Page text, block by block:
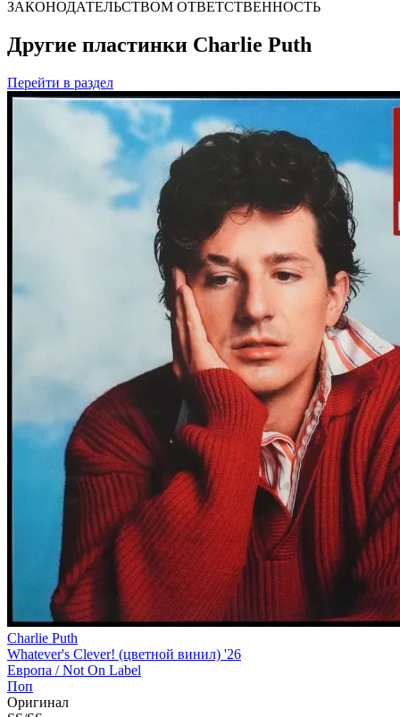
ЗАКОНОДАТЕЛЬСТВОМ ОТВЕТСТВЕННОСТЬ
Другие пластинки Charlie Puth
Перейти в раздел
Charlie Puth
Whatever's Clever! (цветной винил) '26
Европа /Not On Label
Поп
Оригинал